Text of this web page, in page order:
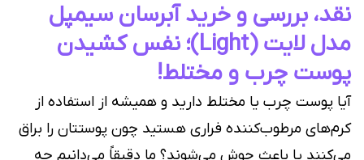
نقد، بررسی و خرید آبرسان سیمپل
مدل لایت (Light)؛ نفس کشیدن
پوست چرب و مختلط!
آیا پوست چرب یا مختلط دارید و همیشه از استفاده از
کرم‌های مرطوب‌کننده فراری هستید چون پوستتان را براق
می‌کنند یا باعث جوش می‌شوند؟ ما دقیقاً می‌دانیم چه